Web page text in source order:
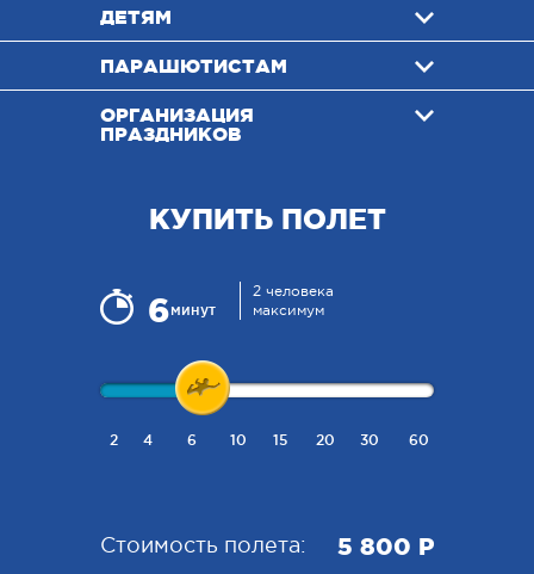
ДЕТЯМ
ПАРАШЮТИСТАМ
ОРГАНИЗАЦИЯ
ПРАЗДНИКОВ
КУПИТЬ ПОЛЕТ
6минут
2 человека
максимум
2 4 6 10 15 20 30 60
Стоимость полета: 5 800 P